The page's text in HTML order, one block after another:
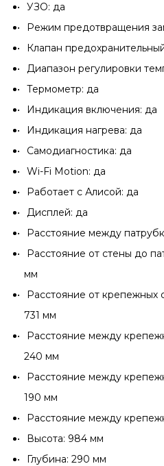
УЗО: да
Режим предотвращения
Клапан
Диапазон регулировки
Термометр: да
Индикация включения: да
Индикация нагрева: да
Самодиагностика: да
Wi-Fi Motion: да
Работает с Алисой: да
Дисплей: да
Расстояние между
Расстояние от стены до
мм
Расстояние от крепежных
731 мм
Расстояние между
240 мм
Расстояние между
190 мм
Расстояние между
Высота: 984 мм
Глубина: 290 мм